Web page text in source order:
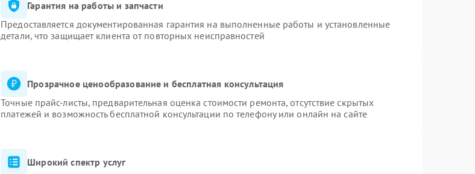
Гарантия на работы и запчасти
Предоставляется документированная гарантия на выполненные работы и установленные
детали, что защищает клиента от повторных неисправностей
Прозрачное ценообразование и бесплатная консультация
Точные прайс-листы, предварительная оценка стоимости ремонта, отсутствие скрытых
платежей и возможность бесплатной консультации по телефону или онлайн на сайте
Широкий спектр услуг